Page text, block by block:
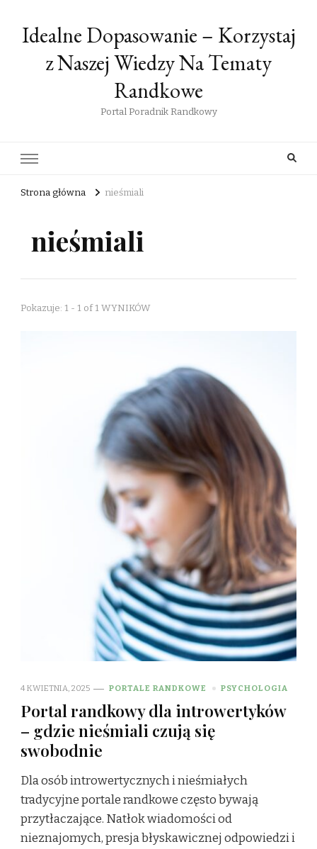
Idealne Dopasowanie – Korzystaj
z Naszej Wiedzy Na Tematy
Randkowe
Portal Poradnik Randkowy
Strona główna nieśmiali
nieśmiali
Pokazuje: 1 - 1 of 1 WYNIKÓW
4 KWIETNIA, 2025 PORTALE RANDKOWE PSYCHOLOGIA
Portal randkowy dla introwertyków
– gdzie nieśmiali czują się
swobodnie
Dla osób introwertycznych i nieśmiałych
tradycyjne portale randkowe często bywają
przytłaczające. Natłok wiadomości od
nieznajomych, presja błyskawicznej odpowiedzi i